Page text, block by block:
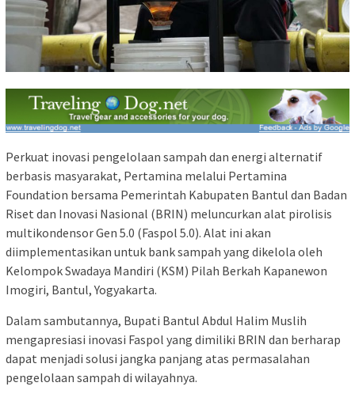
Perkuat inovasi pengelolaan sampah dan energi alternatif
berbasis masyarakat, Pertamina melalui Pertamina
Foundation bersama Pemerintah Kabupaten Bantul dan Badan
Riset dan Inovasi Nasional (BRIN) meluncurkan alat pirolisis
multikondensor Gen 5.0 (Faspol 5.0). Alat ini akan
diimplementasikan untuk bank sampah yang dikelola oleh
Kelompok Swadaya Mandiri (KSM) Pilah Berkah Kapanewon
Imogiri, Bantul, Yogyakarta.
Dalam sambutannya, Bupati Bantul Abdul Halim Muslih
mengapresiasi inovasi Faspol yang dimiliki BRIN dan berharap
dapat menjadi solusi jangka panjang atas permasalahan
pengelolaan sampah di wilayahnya.